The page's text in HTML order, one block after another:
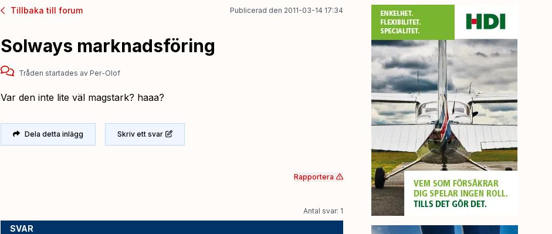
Tillbaka till forum Publicerad den 2011-03-14 17:34
Solways marknadsföring
Tråden startades av Per-Olof
Var den inte lite väl magstark? haaa?
Dela detta inlägg Skriv ett svar
Rapportera
Antal svar: 1
SVAR